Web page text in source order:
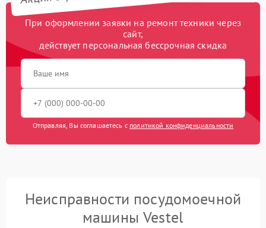
При оформлении заявки на ремонт техники через
сайт,
действует персональная бессрочная скидка
Отправляя, Вы соглашаетесь с политикой конфиденциальности
Неисправности посудомоечной
машины Vestel